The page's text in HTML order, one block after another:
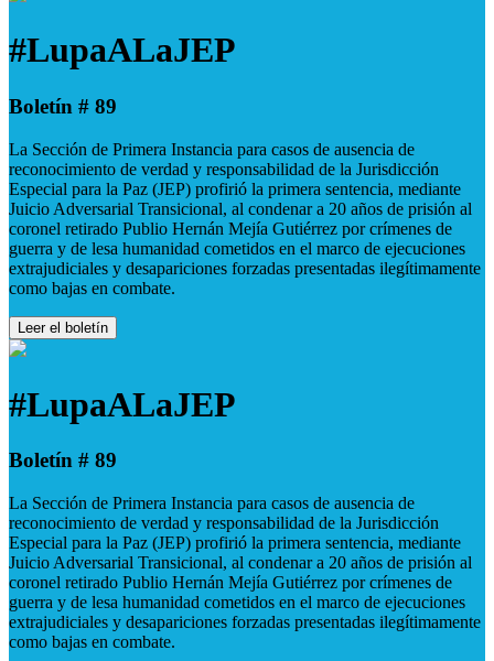
#LupaALaJEP
Boletín # 89
La Sección de Primera Instancia para casos de ausencia de
reconocimiento de verdad y responsabilidad de la Jurisdicción
Especial para la Paz (JEP) profirió la primera sentencia, mediante
Juicio Adversarial Transicional, al condenar a 20 años de prisión al
coronel retirado Publio Hernán Mejía Gutiérrez por crímenes de
guerra y de lesa humanidad cometidos en el marco de ejecuciones
extrajudiciales y desapariciones forzadas presentadas ilegítimamente
como bajas en combate.
Leer el boletín
#LupaALaJEP
Boletín # 89
La Sección de Primera Instancia para casos de ausencia de
reconocimiento de verdad y responsabilidad de la Jurisdicción
Especial para la Paz (JEP) profirió la primera sentencia, mediante
Juicio Adversarial Transicional, al condenar a 20 años de prisión al
coronel retirado Publio Hernán Mejía Gutiérrez por crímenes de
guerra y de lesa humanidad cometidos en el marco de ejecuciones
extrajudiciales y desapariciones forzadas presentadas ilegítimamente
como bajas en combate.